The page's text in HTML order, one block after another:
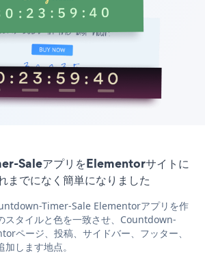
SaleアプリをElementorサイトに
までになく簡単になりました
Timer-Sale Elementorアプリを作
スタイルと色を一致させ、Countdown-
ページ、投稿、サイドバー、フッター、
します地点。